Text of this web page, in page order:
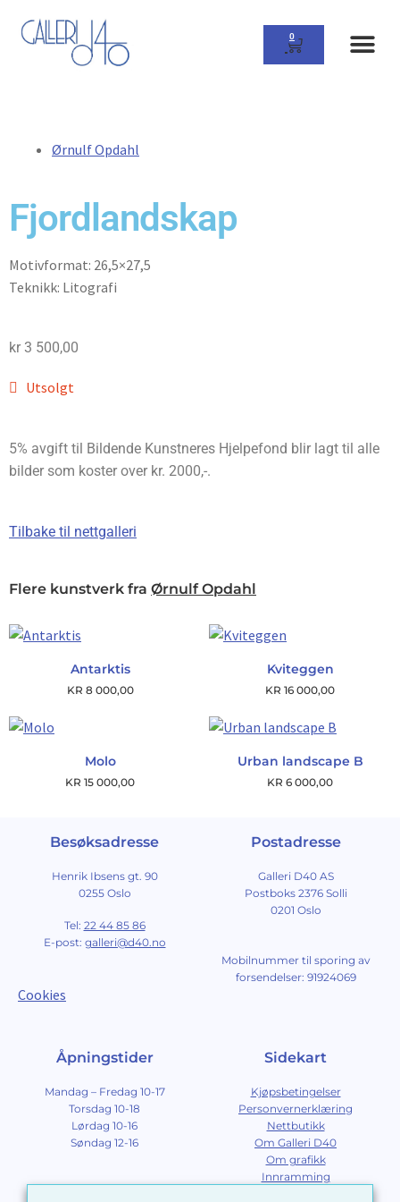
0
Ørnulf Opdahl
Fjordlandskap
Motivformat: 26,5×27,5
Teknikk: Litografi
kr 3 500,00
Utsolgt
5% avgift til Bildende Kunstneres Hjelpefond blir lagt til alle
bilder som koster over kr. 2000,-.
Tilbake til nettgalleri
Flere kunstverk fra Ørnulf Opdahl
Antarktis
KR 8 000,00
Kviteggen
KR 16 000,00
Molo
KR 15 000,00
Urban landscape B
KR 6 000,00
Besøksadresse
Henrik Ibsens gt. 90
0255 Oslo
Tel: 22 44 85 86
E-post: galleri@d40.no
Cookies
Postadresse
Galleri D40 AS
Postboks 2376 Solli
0201 Oslo
Mobilnummer til sporing av
forsendelser: 91924069
Åpningstider
Mandag – Fredag 10-17
Torsdag 10-18
Lørdag 10-16
Søndag 12-16
Sidekart
Kjøpsbetingelser
Personvernerklæring
Nettbutikk
Om Galleri D40
Om grafikk
Innramming